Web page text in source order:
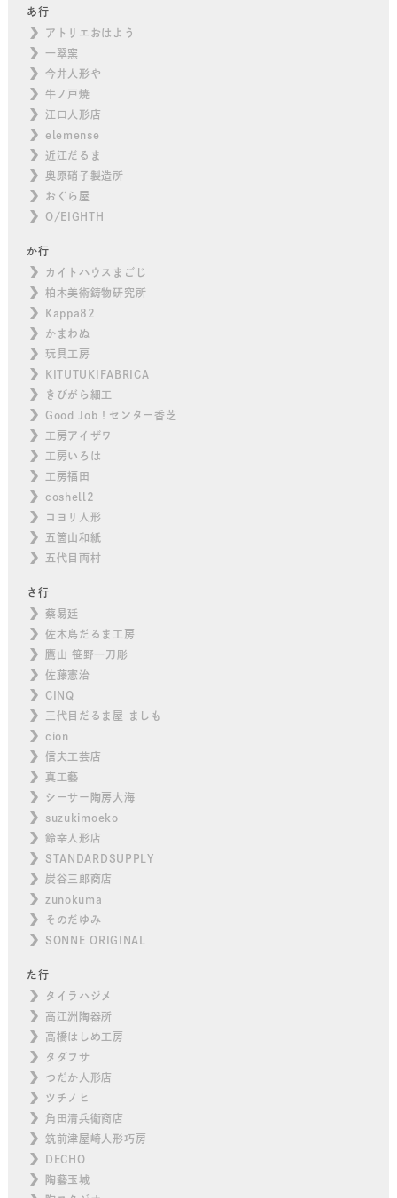
あ行
アトリエおはよう
一翠窯
今井人形や
牛ノ戸焼
江口人形店
elemense
近江だるま
奥原硝子製造所
おぐら屋
O/EIGHTH
か行
カイトハウスまごじ
柏木美術鋳物研究所
Kappa82
かまわぬ
玩具工房
KITUTUKIFABRICA
きびがら細工
Good Job！センター香芝
工房アイザワ
工房いろは
工房福田
coshell2
コヨリ人形
五箇山和紙
五代目両村
さ行
蔡易廷
佐木島だるま工房
鷹山 笹野一刀彫
佐藤憲治
CINQ
三代目だるま屋 ましも
cion
信夫工芸店
真工藝
シーサー陶房大海
suzukimoeko
鈴幸人形店
STANDARDSUPPLY
炭谷三郎商店
zunokuma
そのだゆみ
SONNE ORIGINAL
た行
タイラハジメ
高江洲陶器所
高橋はしめ工房
タダフサ
つだか人形店
ツチノヒ
角田清兵衛商店
筑前津屋崎人形巧房
DECHO
陶藝玉城